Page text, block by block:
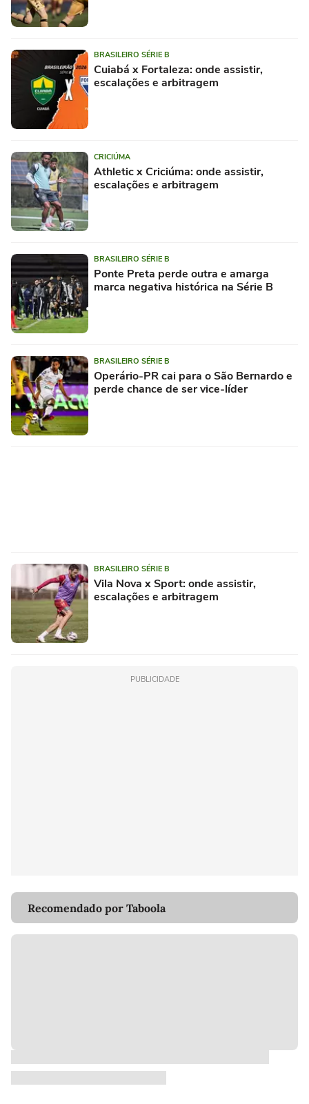
BRASILEIRO SÉRIE B
Cuiabá x Fortaleza: onde assistir,
escalações e arbitragem
CRICIÚMA
Athletic x Criciúma: onde assistir,
escalações e arbitragem
BRASILEIRO SÉRIE B
Ponte Preta perde outra e amarga
marca negativa histórica na Série B
BRASILEIRO SÉRIE B
Operário-PR cai para o São Bernardo e
perde chance de ser vice-líder
BRASILEIRO SÉRIE B
Vila Nova x Sport: onde assistir,
escalações e arbitragem
PUBLICIDADE
Recomendado por Taboola